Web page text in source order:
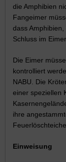
die Amphibien
Fangeimer
dass
Schluss im
Die Eimer
kontrolliert
NABU. Die
einer speziellen
ihre
Einweisung